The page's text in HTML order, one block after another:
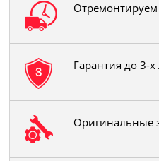
Гарантия до 3-х
Оригинальные